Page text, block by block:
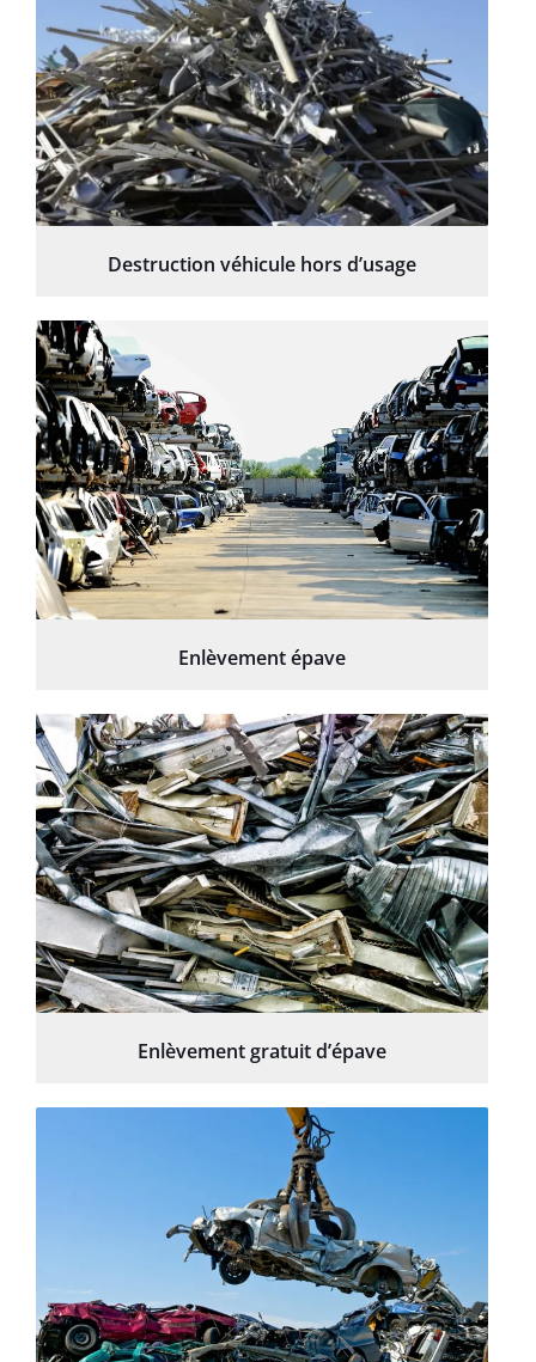
Destruction véhicule hors d’usage
Enlèvement épave
Enlèvement gratuit d’épave